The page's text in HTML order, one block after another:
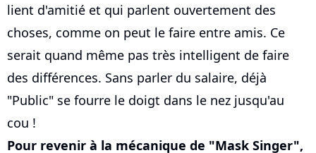
lient d'amitié et qui parlent ouvertement des
choses, comme on peut le faire entre amis. Ce
serait quand même pas très intelligent de faire
des différences. Sans parler du salaire, déjà
"Public" se fourre le doigt dans le nez jusqu'au
cou !
Pour revenir à la mécanique de "Mask Singer",